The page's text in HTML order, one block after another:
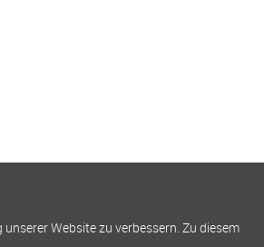
Website zu verbessern. Zu diesem